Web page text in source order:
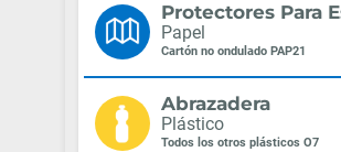
Protectores Para
Papel
Cartón no ondulado PAP21
Abrazadera
Plástico
Todos los otros plásticos O7